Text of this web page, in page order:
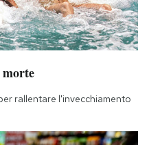
rallentare l'invecchiamento